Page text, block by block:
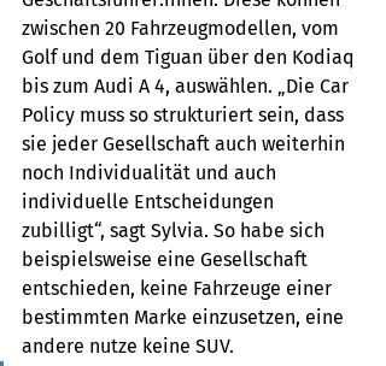
zwischen 20 Fahrzeugmodellen, vom
Golf und dem Tiguan über den Kodiaq
bis zum Audi A 4, auswählen. „Die Car
Policy muss so strukturiert sein, dass
sie jeder Gesellschaft auch weiterhin
noch Individualität und auch
individuelle Entscheidungen
zubilligt“, sagt Sylvia. So habe sich
beispielsweise eine Gesellschaft
entschieden, keine Fahrzeuge einer
bestimmten Marke einzusetzen, eine
andere nutze keine SUV.